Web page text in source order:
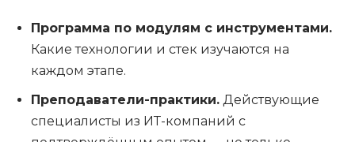
Программа по модулям с инструментами.
Какие технологии и стек изучаются на
каждом этапе.
Преподаватели-практики. Действующие
специалисты из ИТ-компаний с